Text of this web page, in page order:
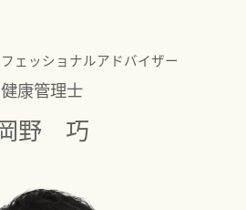
ェッショナルアドバイザー
健康管理士
野 巧